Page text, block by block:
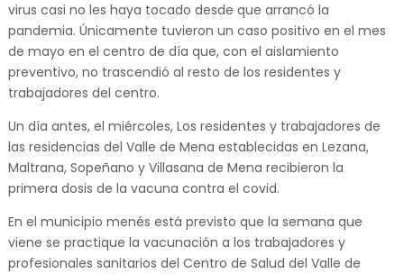
virus casi no les haya tocado desde que arrancó la
pandemia. Únicamente tuvieron un caso positivo en el mes
de mayo en el centro de día que, con el aislamiento
preventivo, no trascendió al resto de los residentes y
trabajadores del centro.
Un día antes, el miércoles, Los residentes y trabajadores de
las residencias del Valle de Mena establecidas en Lezana,
Maltrana, Sopeñano y Villasana de Mena recibieron la
primera dosis de la vacuna contra el covid.
En el municipio menés está previsto que la semana que
viene se practique la vacunación a los trabajadores y
profesionales sanitarios del Centro de Salud del Valle de